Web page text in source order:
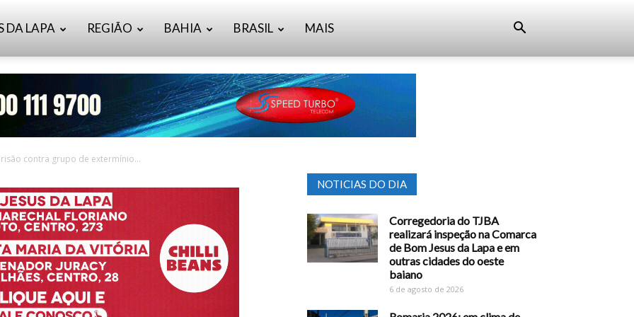
DA LAPA REGIÃO BAHIA BRASIL MAIS
contra grupo de extermínio...
NOTICIAS DO DIA
Corregedoria do TJBA
realizará inspeção na Comarca
de Bom Jesus da Lapa e em
outras cidades do oeste
baiano
6 de agosto de 2026